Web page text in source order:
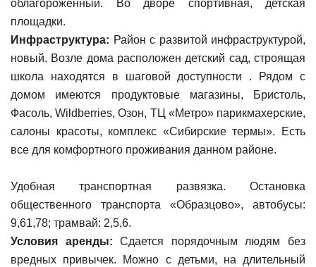
облагороженный. Во дворе спортивная, детская
площадки.
Инфраструктура: Район с развитой инфраструктурой,
новый. Возле дома расположен детский сад, строящая
школа находятся в шаговой доступности . Рядом с
домом имеются продуктовые магазины, Бристоль,
Фасоль, Wildberries, Озон, ТЦ «Метро» парикмахерские,
салоны красоты, комплекс «Сибирские термы». Есть
все для комфортного проживания данном районе.
Удобная транспортная развязка. Остановка
общественного транспорта «Образцово», автобусы:
9,61,78; трамвай: 2,5,6.
Условия аренды: Сдается порядочным людям без
вредных привычек. Можно с детьми, на длительный